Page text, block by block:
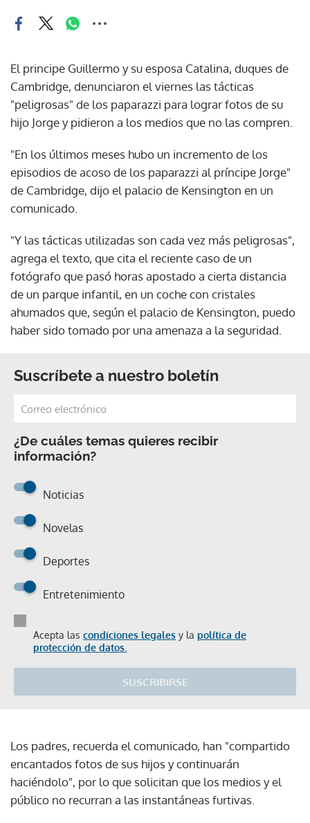
El principe Guillermo y su esposa Catalina, duques de
Cambridge, denunciaron el viernes las tácticas
"peligrosas" de los paparazzi para lograr fotos de su
hijo Jorge y pidieron a los medios que no las compren.
"En los últimos meses hubo un incremento de los
episodios de acoso de los paparazzi al príncipe Jorge"
de Cambridge, dijo el palacio de Kensington en un
comunicado.
"Y las tácticas utilizadas son cada vez más peligrosas",
agrega el texto, que cita el reciente caso de un
fotógrafo que pasó horas apostado a cierta distancia
de un parque infantil, en un coche con cristales
ahumados que, según el palacio de Kensington, puedo
haber sido tomado por una amenaza a la seguridad.
Suscríbete a nuestro boletín
¿De cuáles temas quieres recibir
información?
Noticias
Novelas
Deportes
Entretenimiento
Acepta las condiciones legales y la política de
protección de datos.
SUSCRIBIRSE
Los padres, recuerda el comunicado, han "compartido
encantados fotos de sus hijos y continuarán
haciéndolo", por lo que solicitan que los medios y el
público no recurran a las instantáneas furtivas.